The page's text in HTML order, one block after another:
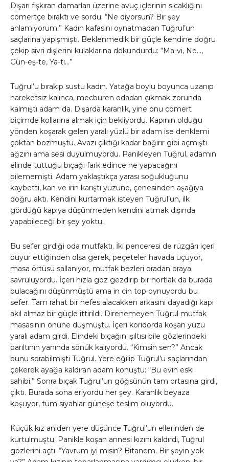
Dışarı fışkıran damarları üzerine avuç içlerinin sıcaklığını
cömertçe bıraktı ve sordu: “Ne diyorsun? Bir şey
anlamıyorum.” Kadın kafasını oynatmadan Tuğrul’un
saçlarına yapışmıştı. Beklenmedik bir güçle kendine doğru
çekip sivri dişlerini kulaklarına dokundurdu: “Ma-vi, Ne…,
Gün-eş-te, Ya-tı…”
Tuğrul’u bırakıp sustu kadın. Yatağa boylu boyunca uzanıp
hareketsiz kalınca, mecburen odadan çıkmak zorunda
kalmıştı adam da. Dışarda karanlık, yine onu cömert
biçimde kollarına almak için bekliyordu. Kapının olduğu
yönden koşarak gelen yaralı yüzlü bir adam ise denklemi
çoktan bozmuştu. Avazı çıktığı kadar bağırır gibi açmıştı
ağzını ama sesi duyulmuyordu. Panikleyen Tuğrul, adamın
elinde tuttuğu bıçağı fark edince ne yapacağını
bilememişti. Adam yaklaştıkça yarası soğukluğunu
kaybetti, kan ve irin karıştı yüzüne, çenesinden aşağıya
doğru aktı. Kendini kurtarmak isteyen Tuğrul’un, ilk
gördüğü kapıya düşünmeden kendini atmak dışında
yapabileceği bir şey yoktu.
Bu sefer girdiği oda mutfaktı. İki penceresi de rüzgârı içeri
buyur ettiğinden olsa gerek, peçeteler havada uçuyor,
masa örtüsü sallanıyor, mutfak bezleri oradan oraya
savruluyordu. İçeri hızla göz gezdirip bir hortlak da burada
bulacağını düşünmüştü ama in cin top oynuyordu bu
sefer. Tam rahat bir nefes alacakken arkasını dayadığı kapı
akıl almaz bir güçle ittirildi. Direnemeyen Tuğrul mutfak
masasının önüne düşmüştü. İçeri koridorda koşan yüzü
yaralı adam girdi. Elindeki bıçağın ışıltısı bile gözlerindeki
parıltının yanında sönük kalıyordu. “Kimsin sen?” Ancak
bunu sorabilmişti Tuğrul. Yere eğilip Tuğrul’u saçlarından
çekerek ayağa kaldıran adam konuştu: “Bu evin eski
sahibi.” Sonra bıçak Tuğrul’un göğsünün tam ortasına girdi,
çıktı. Burada sona eriyordu her şey. Karanlık beyaza
koşuyor, tüm siyahlar güneşe teslim oluyordu.
Küçük kız aniden yere düşünce Tuğrul’un ellerinden de
kurtulmuştu. Panikle koşan annesi kızını kaldırdı, Tuğrul
gözlerini açtı. “Yavrum iyi misin? Bitanem. Bir şeyin yok